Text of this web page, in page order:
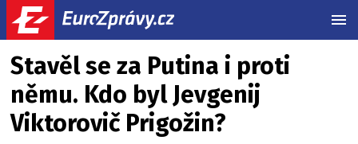
Stavěl se za Putina i proti
němu. Kdo byl Jevgenij
Viktorovič Prigožin?